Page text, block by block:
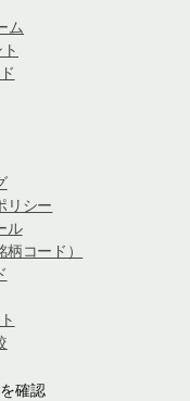
ム
リシー
ル
コード）
確認